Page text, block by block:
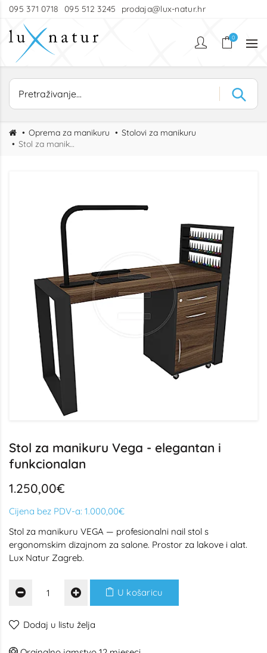
095 371 0718 095 512 3245 prodaja@lux-natur.hr
0
Oprema za manikuru
Stolovi za manikuru
Stol za manikuru VEGA
Stol za manikuru Vega - elegantan i
funkcionalan
1.250,00€
Cijena bez PDV-a: 1.000,00€
Stol za manikuru VEGA — profesionalni nail stol s
ergonomskim dizajnom za salone. Prostor za lakove i alat.
Lux Natur Zagreb.
U košaricu
Dodaj u listu želja